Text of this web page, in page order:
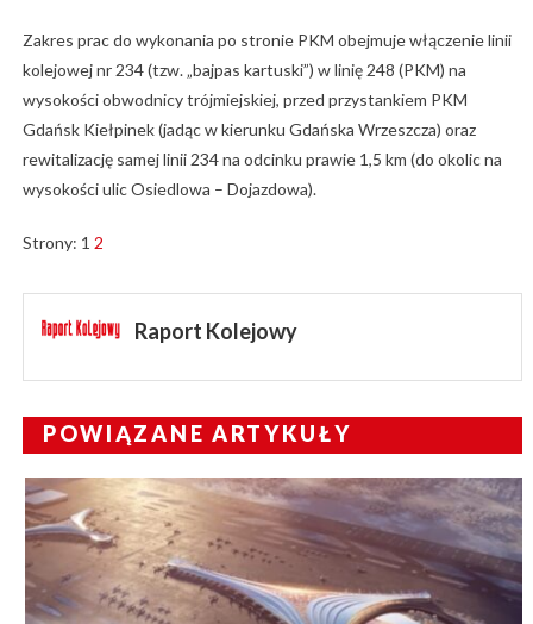
Zakres prac do wykonania po stronie PKM obejmuje włączenie linii
kolejowej nr 234 (tzw. „bajpas kartuski”) w linię 248 (PKM) na
wysokości obwodnicy trójmiejskiej, przed przystankiem PKM
Gdańsk Kiełpinek (jadąc w kierunku Gdańska Wrzeszcza) oraz
rewitalizację samej linii 234 na odcinku prawie 1,5 km (do okolic na
wysokości ulic Osiedlowa – Dojazdowa).
Strony: 1 2
Raport Kolejowy
POWIĄZANE ARTYKUŁY